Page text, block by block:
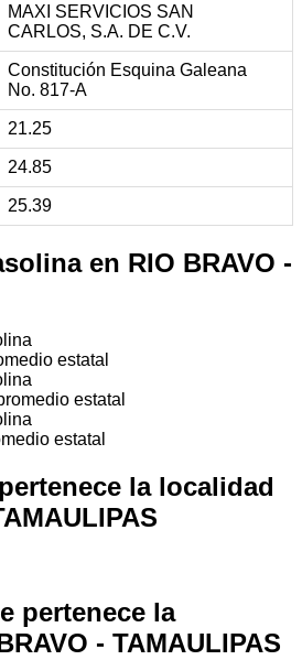
MAXI SERVICIOS SAN
CARLOS, S.A. DE C.V.
Constitución Esquina Galeana
No. 817-A
21.25
24.85
25.39
en RIO BRAVO -
estatal
estatal
estatal
la localidad
pertenece la
- TAMAULIPAS